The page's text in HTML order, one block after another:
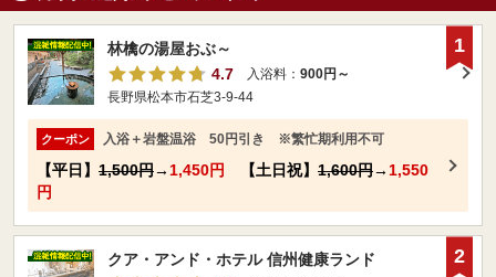
林檎の湯屋おぶ～
4.7
入浴料： 900円～
長野県松本市石芝3-9-44
クーポン 入浴＋岩盤温浴 50円引き ※繁忙期利用不可
【平日】 1,500円→ 1,450円 【土日祝】 1,600円→ 1,550
円
1
クア・アンド・ホテル 信州健康ランド
2